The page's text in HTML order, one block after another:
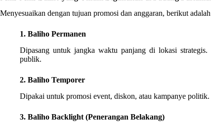
Menyesuaikan dengan tujuan promosi dan anggaran, berikut
1. Baliho Permanen
Dipasang untuk jangka waktu panjang di lokasi
publik.
2. Baliho Temporer
Dipakai untuk promosi event, diskon, atau kampanye
3. Baliho Backlight (Penerangan Belakang)